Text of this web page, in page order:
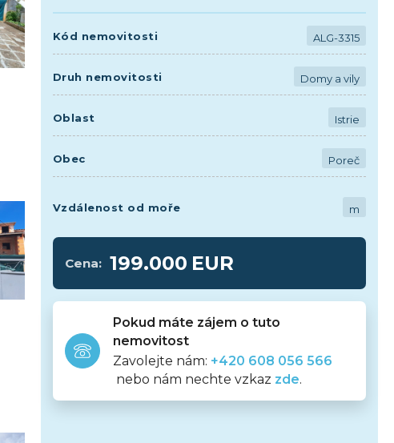
Kód nemovitosti ALG-3315
Druh nemovitosti Domy a vily
Oblast Istrie
Obec Poreč
Vzdálenost od moře m
Cena: 199.000 EUR
Pokud máte zájem o tuto
nemovitost
Zavolejte nám: +420 608 056 566
nebo nám nechte vzkaz zde.